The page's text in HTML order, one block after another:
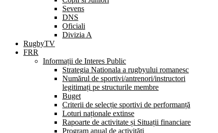
Sevens
DNS
Oficiali
Divizia A
RugbyTV
FRR
Informații de Interes Public
Strategia Nationala a rugbyului romanesc
Numărul de sportivi/antrenori/instructori
legitimați pe structurile membre
Buget
Criterii de selecție sportivi de performanță
Loturi naționale extinse
Rapoarte de activitate și Situații financiare
Program anual de activități